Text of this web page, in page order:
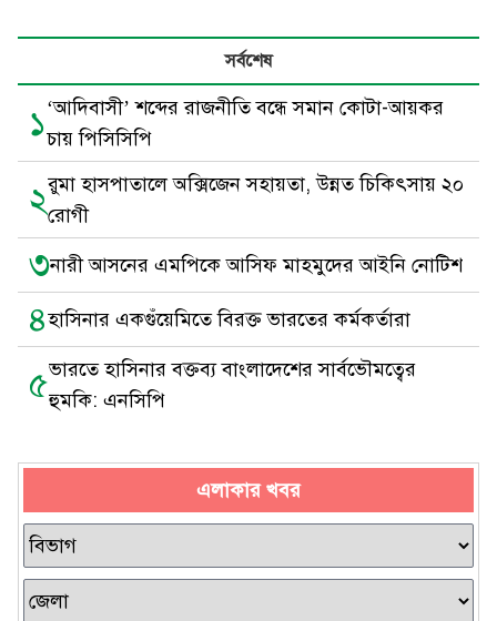
সর্বশেষ
১‘আদিবাসী’ শব্দের রাজনীতি বন্ধে সমান কোটা-আয়কর
চায় পিসিসিপি
২রুমা হাসপাতালে অক্সিজেন সহায়তা, উন্নত চিকিৎসায় ২০
রোগী
৩নারী আসনের এমপিকে আসিফ মাহমুদের আইনি নোটিশ
৪হাসিনার একগুঁয়েমিতে বিরক্ত ভারতের কর্মকর্তারা
৫ভারতে হাসিনার বক্তব্য বাংলাদেশের সার্বভৌমত্বের
হুমকি: এনসিপি
এলাকার খবর